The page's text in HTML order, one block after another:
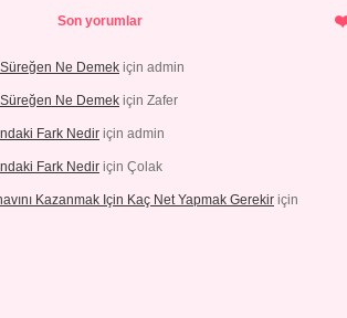
Son yorumlar
Ne Demek için admin
Ne Demek için Zafer
Fark Nedir için admin
Fark Nedir için Çolak
Kazanmak Için Kaç Net Yapmak Gerekir için